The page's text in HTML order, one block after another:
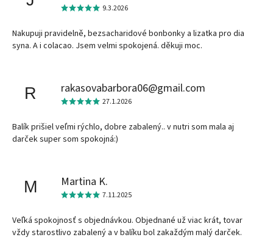
9.3.2026
Nakupuji pravidelně, bezsacharidové bonbonky a lizatka pro dia
syna. A i colacao. Jsem velmi spokojená. děkuji moc.
R rakasovabarbora06@gmail.com
27.1.2026
Balík prišiel veľmi rýchlo, dobre zabalený.. v nutri som mala aj
darček super som spokojná:)
M Martina K.
7.11.2025
Veľká spokojnosť s objednávkou. Objednané už viac krát, tovar
vždy starostlivo zabalený a v balíku bol zakaždým malý darček.